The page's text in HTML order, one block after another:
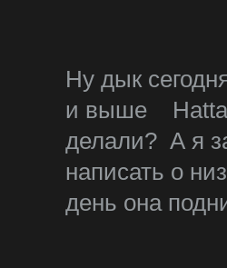
Ну дык
и выше
делали? А я
написать о
день она